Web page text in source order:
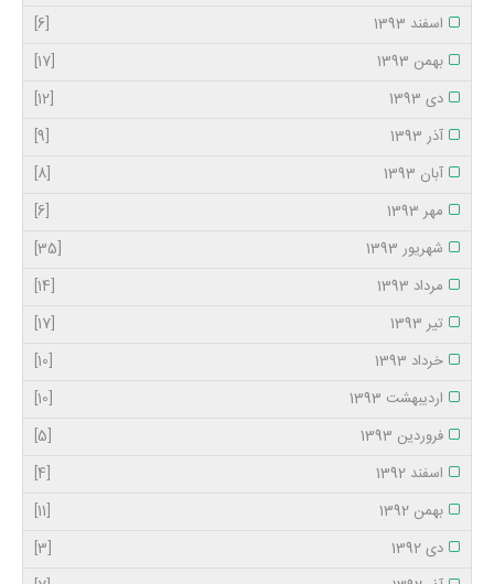
اسفند 1393
[6]
بهمن 1393
[17]
دی 1393
[12]
آذر 1393
[9]
آبان 1393
[8]
مهر 1393
[6]
شهریور 1393
[35]
مرداد 1393
[14]
تیر 1393
[17]
خرداد 1393
[10]
اردیبهشت 1393
[10]
فروردین 1393
[5]
اسفند 1392
[4]
بهمن 1392
[11]
دی 1392
[3]